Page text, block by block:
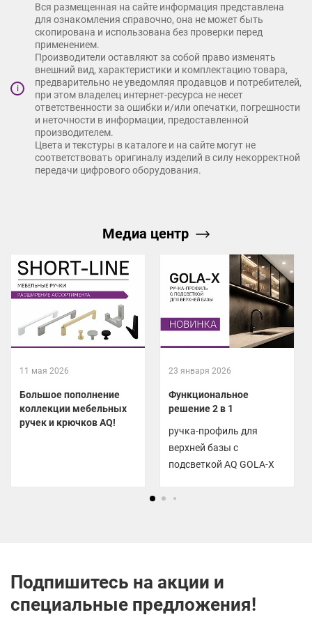
i
Вся размещенная на сайте информация представлена
для ознакомления справочно, она не может быть
скопирована и использована без проверки перед
применением.
Производители оставляют за собой право изменять
внешний вид, характеристики и комплектацию товара,
предварительно не уведомляя продавцов и потребителей,
при этом владелец интернет-ресурса не несет
ответственности за ошибки и/или опечатки, погрешности
и неточности в информации, предоставленной
производителем.
Цвета и текстуры в каталоге и на сайте могут не
соответствовать оригиналу изделий в силу некорректной
передачи цифрового оборудования.
Медиа центр
11 мая 2026
Большое пополнение
коллекции мебельных
ручек и крючков AQ!
23 января 2026
Функциональное
решение 2 в 1
ручка-профиль для
верхней базы с
подсветкой AQ GOLA-X
Подпишитесь на акции и
специальные предложения!